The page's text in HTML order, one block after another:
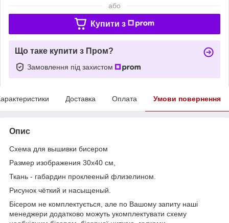
або
Купити з
Що таке купити з Пром?
Замовлення під захистом
Доставка Оплата Умови повернення
Опис
Схема для вышивки бисером
Размер изображения 30х40 см,
Ткань - габардин проклееный флизелином.
Рисунок чёткий и насыщеный.
Бісером не комплектується, але по Вашому запиту наші
менеджери додатково можуть укомплектувати схему